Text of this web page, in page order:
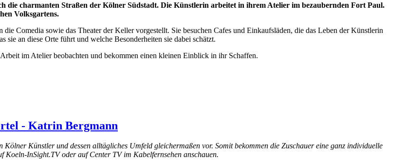
die charmanten Straßen der Kölner Südstadt. Die Künstlerin arbeitet in ihrem Atelier im bezaubernden Fort Paul.
Volksgartens.
Comedia sowie das Theater der Keller vorgestellt. Sie besuchen Cafes und Einkaufsläden, die das Leben der Künstlerin
sie an diese Orte führt und welche Besonderheiten sie dabei schätzt.
im Atelier beobachten und bekommen einen kleinen Einblick in ihr Schaffen.
- Katrin Bergmann
Künstler und dessen alltägliches Umfeld gleichermaßen vor. Somit bekommen die Zuschauer eine ganz individuelle
Koeln-InSight.TV oder auf Center TV im Kabelfernsehen anschauen.